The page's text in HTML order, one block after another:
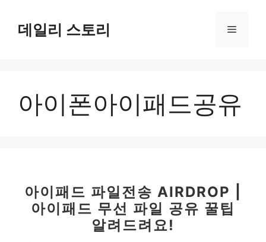
데일리 스토리 메
아이폰아이패드공유
아이패드 파일전송 AIRDROP |
아이패드 무선 파일 공유 꿀팁
알려드려요!